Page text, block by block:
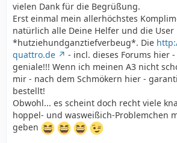
vielen Dank für die Begrüßung.
Erst einmal mein allerhöchstes
natürlich alle Deine Helfer und die User
*hutziehundganztiefverbeug*. Die
quattro.de
- incl. dieses Forums hier
geniale!!! Wenn ich meinen A3 nicht
mir - nach dem Schmökern hier -
bestellt!
Obwohl... es scheint doch recht viele
hoppel- und wasweißich-Problemchen
geben